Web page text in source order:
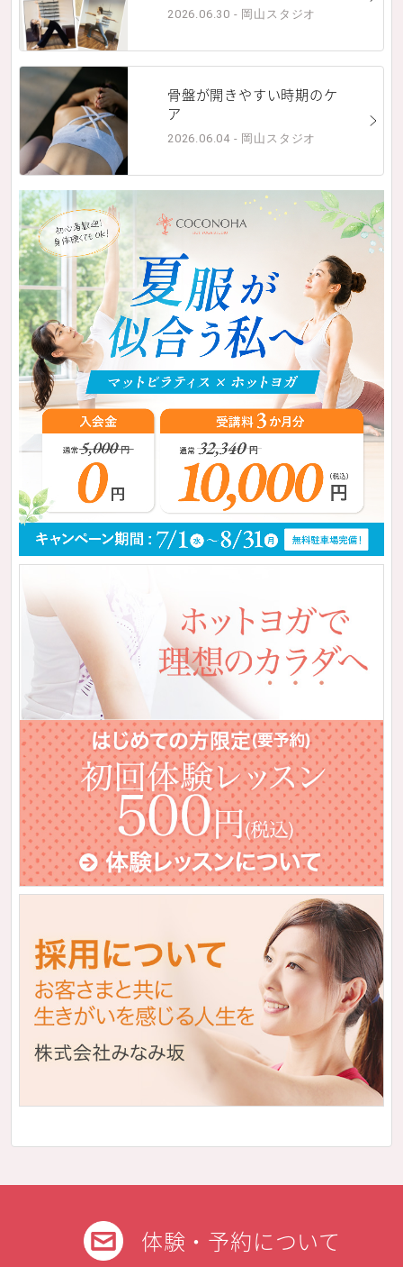
2026.06.30 - 岡山スタジオ
骨盤が開きやすい時期のケ
ア
2026.06.04 - 岡山スタジオ
体験・予約について